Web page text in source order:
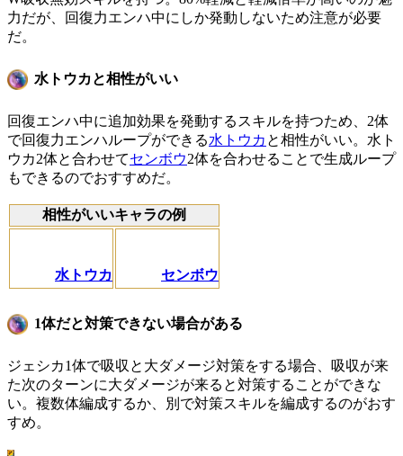
力だが、回復力エンハ中にしか発動しないため注意が必要
だ。
水トウカと相性がいい
回復エンハ中に追加効果を発動するスキルを持つため、2体
で回復力エンハループができる水トウカ と相性がいい。水ト
ウカ2体と合わせてセンボウ2体を合わせることで生成ループ
もできるのでおすすめだ。
相性がいいキャラの例
水トウカ センボウ
1体だと対策できない場合がある
ジェシカ1体で吸収と大ダメージ対策をする場合、 吸収が来
た次のターンに大ダメージが来ると対策することができな
い。複数体編成するか、別で対策スキルを編成するのがおす
すめ。